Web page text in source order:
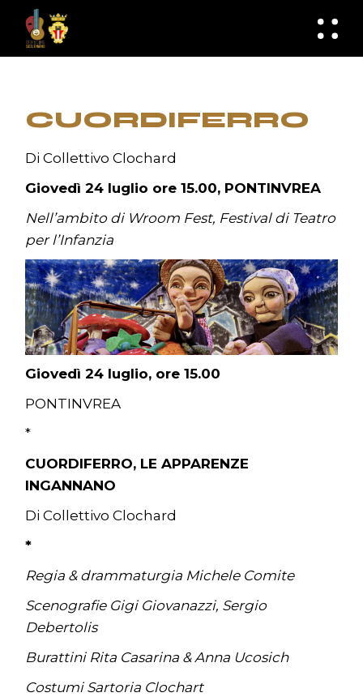
content
CUORDIFERRO
Di Collettivo Clochard
Giovedì 24 luglio ore 15.00, PONTINVREA
Nell’ambito di Wroom Fest, Festival di Teatro
per l’Infanzia
Giovedì 24 luglio, ore 15.00
PONTINVREA
*
CUORDIFERRO, LE APPARENZE
INGANNANO
Di Collettivo Clochard
*
Regia & drammaturgia Michele Comite
Scenografie Gigi Giovanazzi, Sergio
Debertolis
Burattini Rita Casarina & Anna Ucosich
Costumi Sartoria Clochart